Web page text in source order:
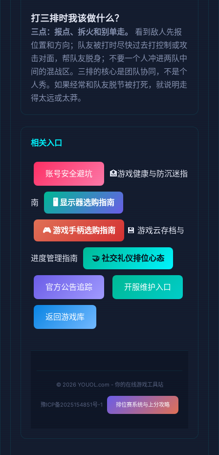
打三排时我该做什么？
三点：报点、拆火和别单走。
看到敌人先报
位置和方向；队友被打时尽快过去打控制或攻
击对面，帮队友脱身；不要一个人冲进两队中
间的混战区。三排的核心是团队协同，不是个
人秀。如果经常和队友脱节被打死，就说明走
得太远或太莽。
相关入口
账号安全避坑 🏥游戏健康与防沉迷指
南 🖥️ 显示器选购指南
🎮 游戏手柄选购指南 💾 游戏云存档与
进度管理指南 🤝 社交礼仪排位心态
官方公告追踪 开服维护入口
返回游戏库
© 2026 YOUOL.com - 你的在线游戏工具站
豫ICP备2025154851号-1 排位赛系统与上分攻略